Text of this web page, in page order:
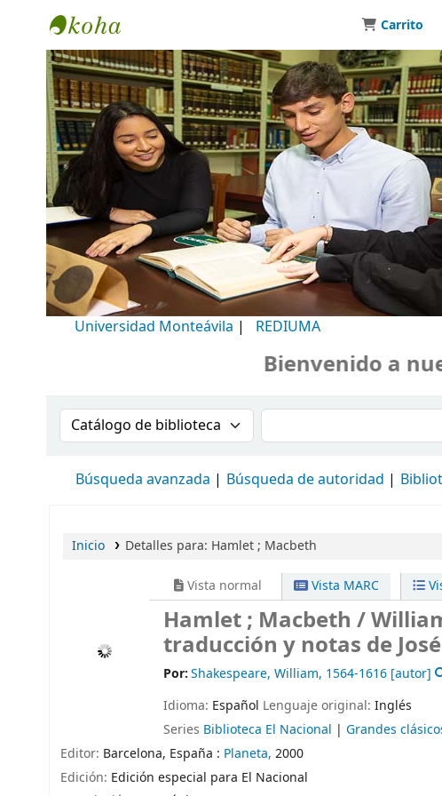
Biblioteca Universidad Monteávila
Carrito
Universidad Monteávila | REDIUMA
Bienvenido a
Buscar en el catálogo por:Buscar en el catálogo
Búsqueda avanzada Búsqueda de autoridad
Inicio Detalles para: Hamlet ; Macbeth
Vista normal Vista MARC
Hamlet ; Macbeth /
traducción y notas de
Por:Shakespeare, William, 1564-1616 [autor]
Idioma: Español Lenguaje original: Inglés
Series Biblioteca El Nacional | Grandes
Editor: Barcelona, España : Planeta, 2000
Edición: Edición especial para El Nacional